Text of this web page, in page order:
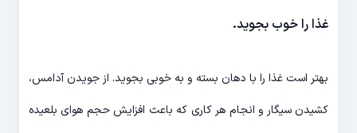
غذا را خوب بجوید.
بهتر است غذا را با دهان بسته و به خوبی بجوید. از جویدن آدامس،
کشیدن سیگار و انجام هر کاری که باعث افزایش حجم هوای بلعیده